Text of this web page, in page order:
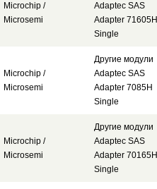
Microchip /
Microsemi
Adaptec SAS
Adapter 71605H
Single
Microchip /
Microsemi
Другие модули
Adaptec SAS
Adapter 7085H
Single
Microchip /
Microsemi
Другие модули
Adaptec SAS
Adapter 70165H
Single